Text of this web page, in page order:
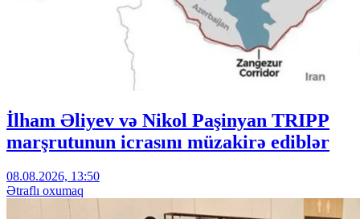
İlham Əliyev və Nikol Paşinyan TRIPP
marşrutunun icrasını müzakirə ediblər
08.08.2026, 13:50
Ətraflı oxumaq